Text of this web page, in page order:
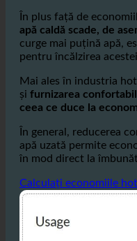
În plus față de
apă caldă scade, de
curge mai puțină apă,
pentru încălzirea
Mai ales în industria
și furnizarea
ceea ce duce la
În general, reducerea
apă uzată permite
în mod direct la
Calculați economiile